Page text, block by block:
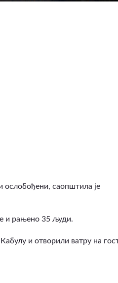
ослобођени, саопштила је
и рањено 35 људи.
и отворили ватру на